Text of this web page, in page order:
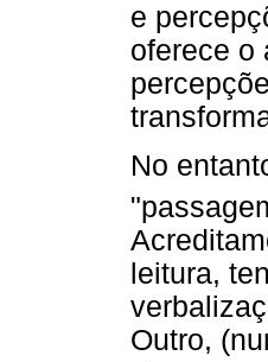
e
oferece o
No
leitura,
Outro,